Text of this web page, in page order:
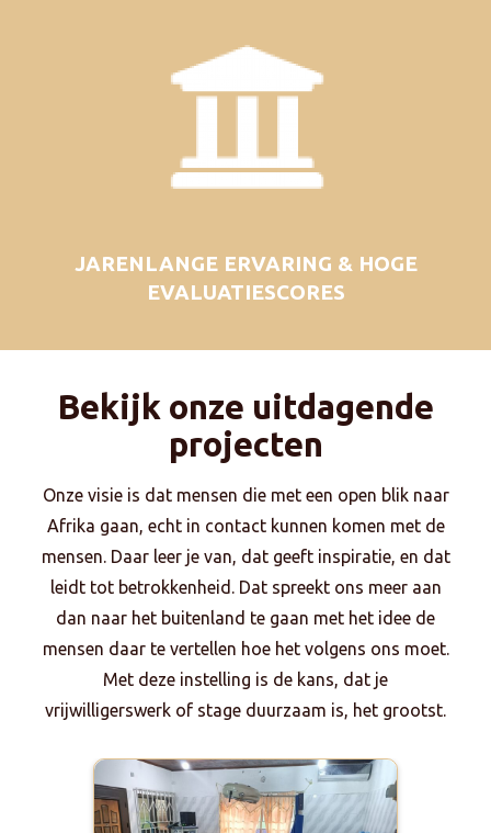
JARENLANGE ERVARING & HOGE
EVALUATIESCORES
Bekijk onze uitdagende
projecten
Onze visie is dat mensen die met een open blik naar
Afrika gaan, echt in contact kunnen komen met de
mensen. Daar leer je van, dat geeft inspiratie, en dat
leidt tot betrokkenheid. Dat spreekt ons meer aan
dan naar het buitenland te gaan met het idee de
mensen daar te vertellen hoe het volgens ons moet.
Met deze instelling is de kans, dat je
vrijwilligerswerk of stage duurzaam is, het grootst.